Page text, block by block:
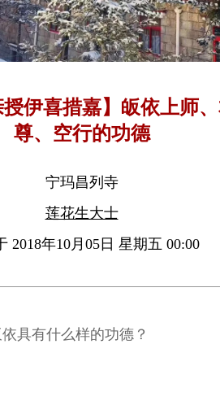
授伊喜措嘉】皈依上师
尊、空行的功德
宁玛昌列寺
莲花生大士
2018年10月05日 星期五 00:00
具有什么样的功德？